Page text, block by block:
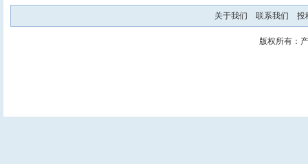
关于我们 联系我们 投
版权所有：